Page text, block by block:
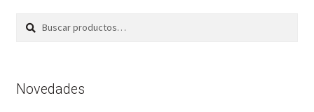
Buscar
Buscar
Novedades